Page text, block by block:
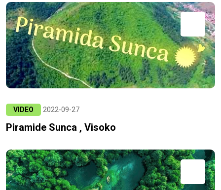
VIDEO 2022-09-27
Piramide Sunca , Visoko